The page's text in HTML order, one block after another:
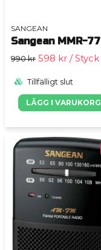
SANGEAN
Sangean MMR-77
990 kr 598 kr / Styck
Tillfälligt slut
LÄGG I